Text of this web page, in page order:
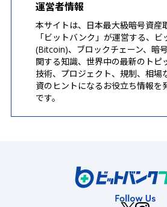
運営者情報
本サイトは、日本最大級暗号資産
「ビットバンク」が運営する、ビ
(Bitcoin)、ブロックチェーン、暗
関する知識、世界中の最新のトピ
技術、プロジェクト、規制、相場
資のヒントになるお役立ち情報を
です。